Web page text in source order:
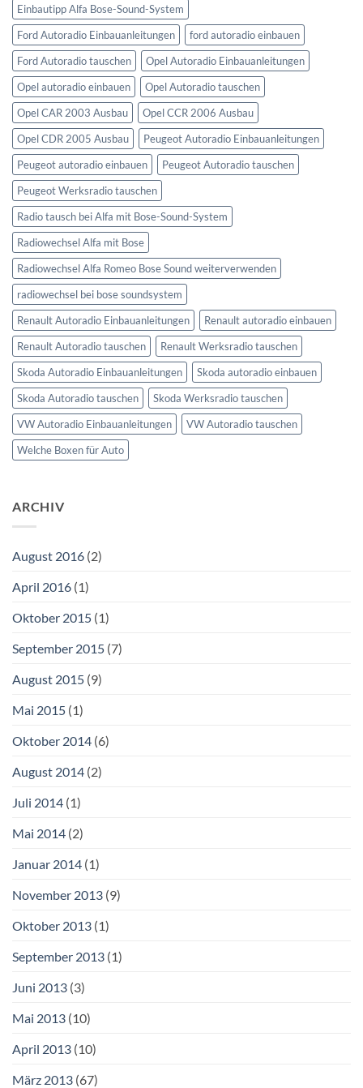
Einbautipp Alfa Bose-Sound-System
Ford Autoradio Einbauanleitungen
ford autoradio einbauen
Ford Autoradio tauschen
Opel Autoradio Einbauanleitungen
Opel autoradio einbauen
Opel Autoradio tauschen
Opel CAR 2003 Ausbau
Opel CCR 2006 Ausbau
Opel CDR 2005 Ausbau
Peugeot Autoradio Einbauanleitungen
Peugeot autoradio einbauen
Peugeot Autoradio tauschen
Peugeot Werksradio tauschen
Radio tausch bei Alfa mit Bose-Sound-System
Radiowechsel Alfa mit Bose
Radiowechsel Alfa Romeo Bose Sound weiterverwenden
radiowechsel bei bose soundsystem‎
Renault Autoradio Einbauanleitungen
Renault autoradio einbauen
Renault Autoradio tauschen
Renault Werksradio tauschen
Skoda Autoradio Einbauanleitungen
Skoda autoradio einbauen
Skoda Autoradio tauschen
Skoda Werksradio tauschen
VW Autoradio Einbauanleitungen
VW Autoradio tauschen
Welche Boxen für Auto
ARCHIV
August 2016 (2)
April 2016 (1)
Oktober 2015 (1)
September 2015 (7)
August 2015 (9)
Mai 2015 (1)
Oktober 2014 (6)
August 2014 (2)
Juli 2014 (1)
Mai 2014 (2)
Januar 2014 (1)
November 2013 (9)
Oktober 2013 (1)
September 2013 (1)
Juni 2013 (3)
Mai 2013 (10)
April 2013 (10)
März 2013 (67)